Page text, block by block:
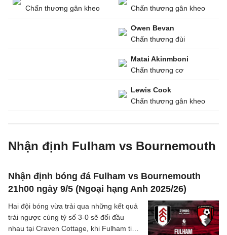
Chấn thương gân kheo
Chấn thương gân kheo
Owen Bevan
Chấn thương đùi
Matai Akinmboni
Chấn thương cơ
Lewis Cook
Chấn thương gân kheo
Nhận định Fulham vs Bournemouth
Nhận định bóng đá Fulham vs Bournemouth
21h00 ngày 9/5 (Ngoại hạng Anh 2025/26)
Hai đội bóng vừa trải qua những kết quả
trái ngược cùng tỷ số 3-0 sẽ đối đầu
nhau tại Craven Cottage, khi Fulham tiếp